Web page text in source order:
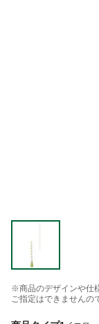
※商品のデザインや仕
ご指定はできませんの